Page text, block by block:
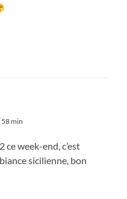
min
ce week-end, c’est
sicilienne, bon